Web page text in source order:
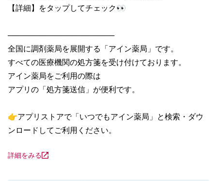
【詳細】をタップしてチェック👀
────────────────────
全国に調剤薬局を展開する「アイン薬局」です。
すべての医療機関の処方箋を受け付けております。
アイン薬局をご利用の際は
アプリの「処方箋送信」が便利です。
👉アプリストアで「いつでもアイン薬局」と検索・ダウ
ンロードしてご利用ください。
詳細をみる